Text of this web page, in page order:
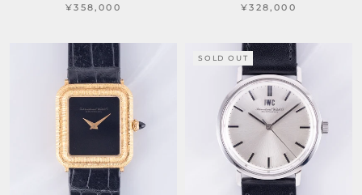
¥358,000
¥328,000
SOLD OUT